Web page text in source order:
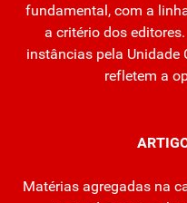
fundamental, com a
a critério dos
instâncias pela Unidade
refletem a
Matérias agregadas na